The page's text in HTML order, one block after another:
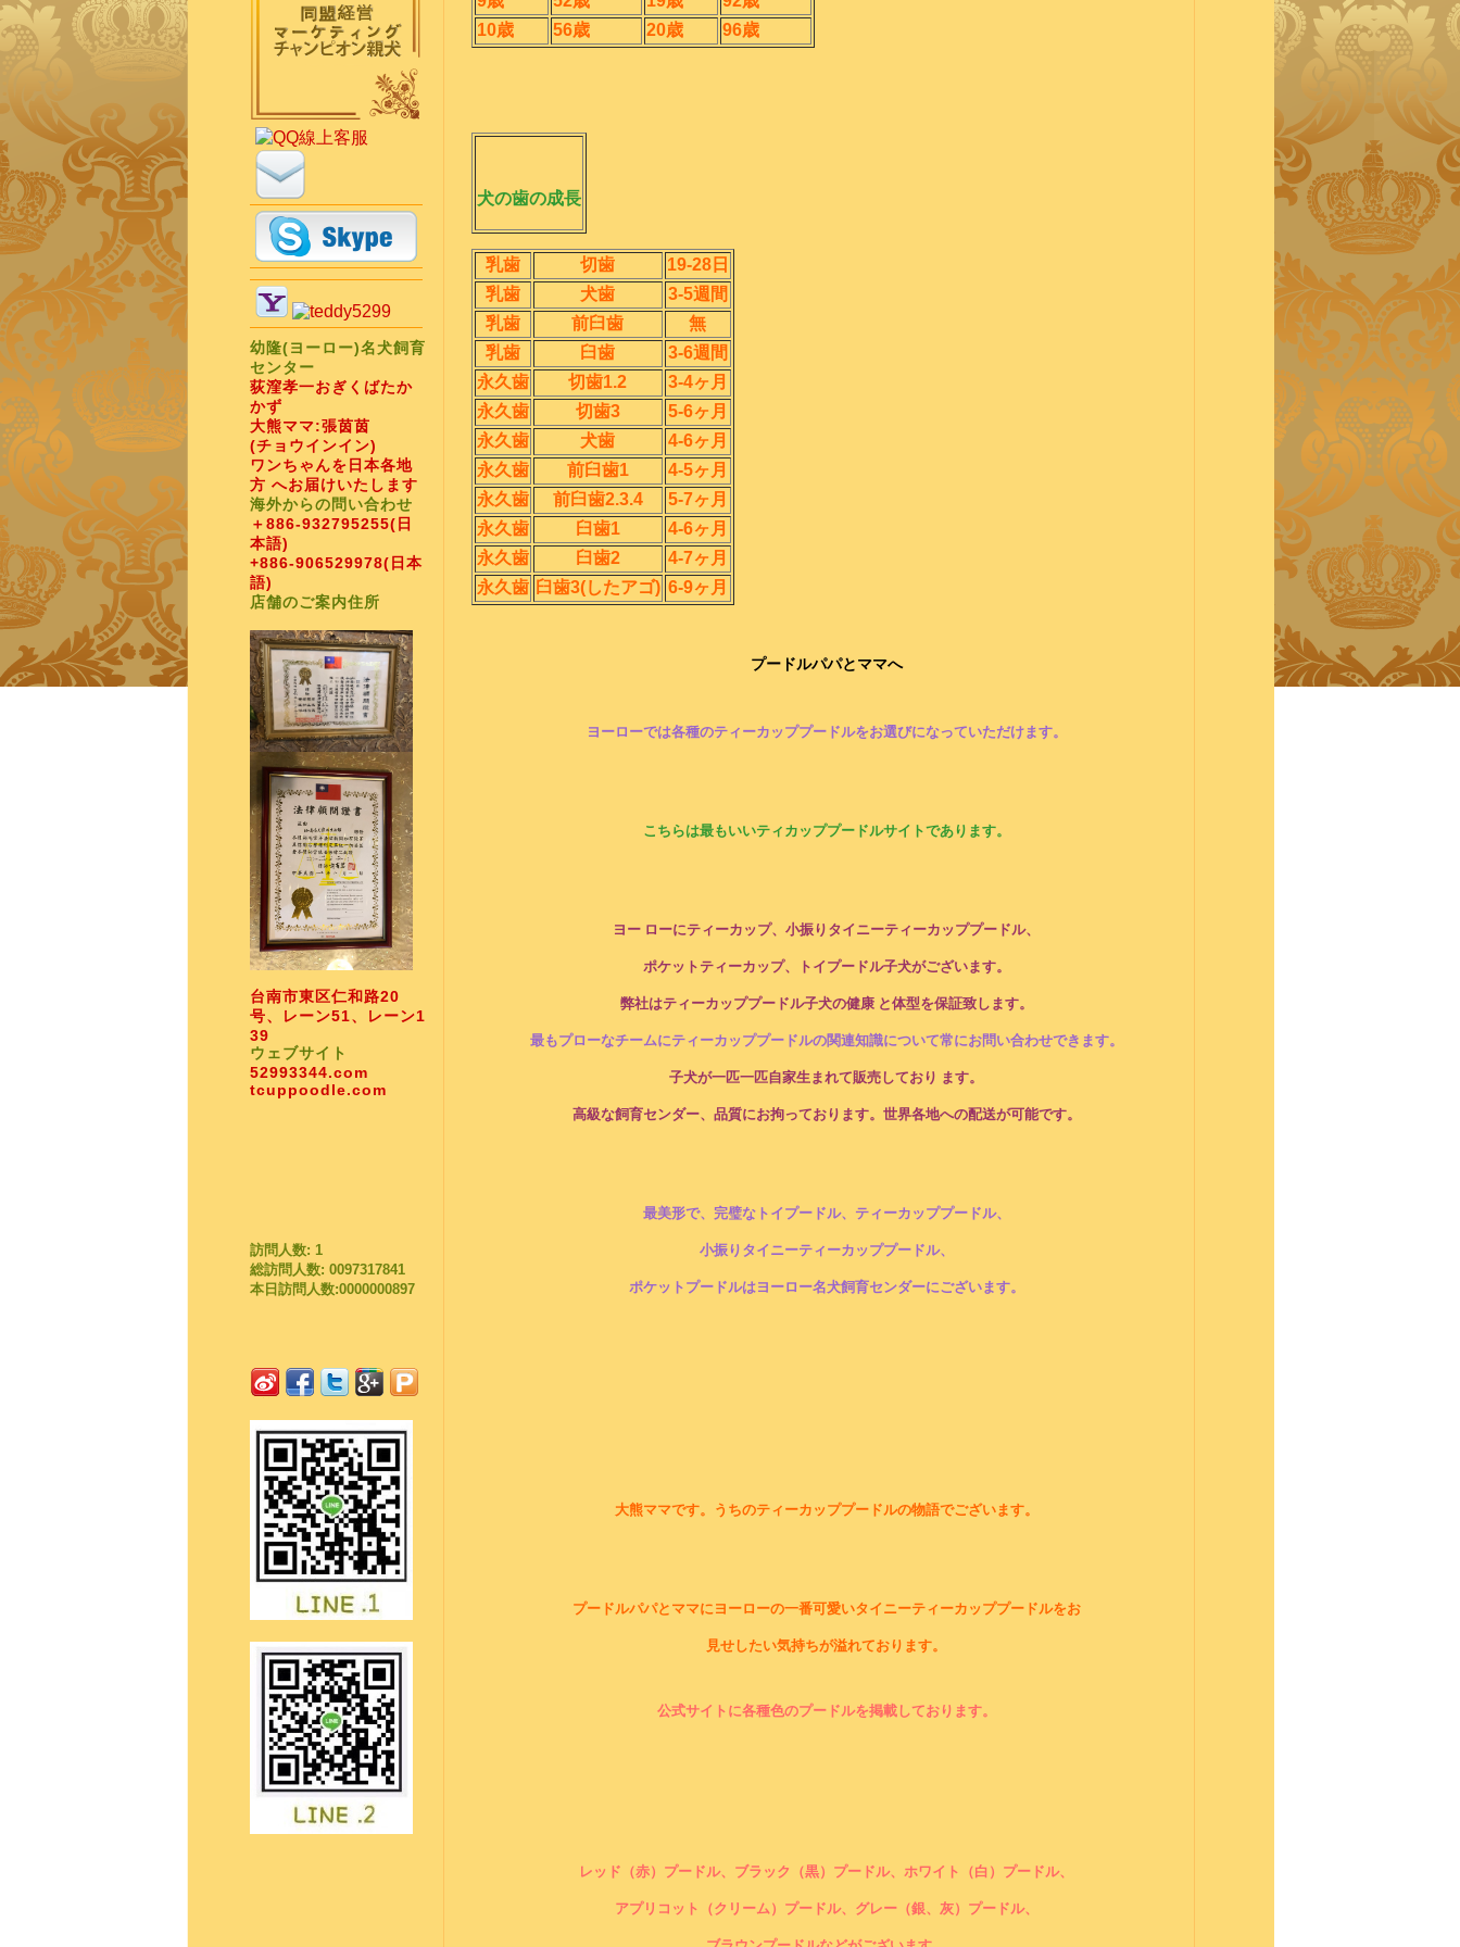
幼隆(ヨーロー)名犬飼育
センター
荻漥孝一おぎくばたか
かず
大熊ママ:張茵茵
(チョウインイン)
ワンちゃんを日本各地
方 へお届けいたします
海外からの問い合わせ
＋886-932795255(日
本語)
+886-906529978(日本
語)
店舗のご案内住所
台南市東区仁和路20
号、レーン51、レーン1
39
ウェブサイト
52993344.com
tcuppoodle.com
訪問人数: 1
総訪問人数: 0097317841
本日訪問人数:0000000897
10歳
56歳 20歳 96歳
犬の歯の成長
乳歯 切歯
19-28日
乳歯
犬歯
3-5週間
乳歯
前臼歯
無
乳歯
臼歯
3-6週間
永久歯
切歯1.2
3-4ヶ月
永久歯
切歯3
5-6ヶ月
永久歯
犬歯
4-6ヶ月
永久歯
前臼歯1
4-5ヶ月
永久歯
前臼歯2.3.4
5-7ヶ月
永久歯
臼歯1
4-6ヶ月
永久歯
臼歯2
4-7ヶ月
永久歯 臼歯3(したアゴ) 6-9ヶ月
プードルパパとママへ
ヨーローでは各種のティーカッププードルをお選びになっていただけます。
こちらは最もいいティカッププードルサイトであります。
ヨー ローにティーカップ、小振りタイニーティーカッププードル、
ポケットティーカップ、トイプードル子犬がございます。
弊社はティーカッププードル子犬の健康 と体型を保証致します。
最もプローなチームにティーカッププードルの関連知識について常にお問い合わせできます。
子犬が一匹一匹自家生まれて販売しており ます。
高級な飼育センダー、品質にお拘っております。世界各地への配送が可能です。
最美形で、完璧なトイプードル、ティーカッププードル、
小振りタイニーティーカッププードル、
ポケットプードルはヨーロー名犬飼育センダーにございます。
大熊ママです。うちのティーカッププードルの物語でございます。
プードルパパとママにヨーローの一番可愛いタイニーティーカッププードルをお
見せしたい気持ちが溢れております。
公式サイトに各種色のプードルを掲載しております。
レッド（赤）プードル、ブラック（黒）プードル、ホワイト（白）プードル、
アプリコット（クリーム）プードル、グレー（銀、灰）プードル、